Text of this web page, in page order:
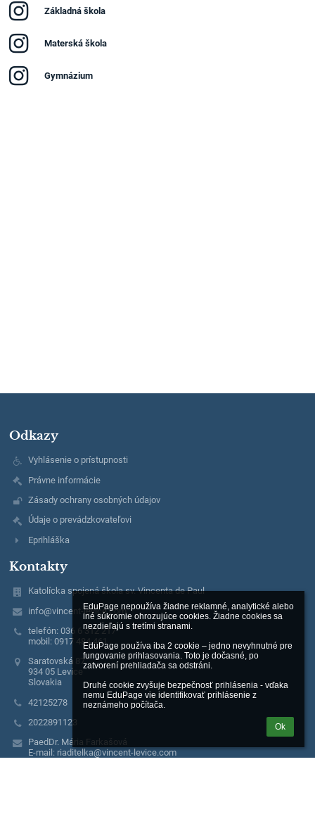
EduPage nepoužíva žiadne reklamné, analytické alebo
iné súkromie ohrozujúce cookies. Žiadne cookies sa
nezdieľajú s tretími stranami.
EduPage používa iba 2 cookie – jedno nevyhnutné pre
fungovanie prihlasovania. Toto je dočasné, po
zatvorení prehliadača sa odstráni.
Druhé cookie zvyšuje bezpečnosť prihlásenia - vďaka
nemu EduPage vie identifikovať prihlásenie z
neznámeho počítača.
Ok
Základná škola
Materská škola
Gymnázium
Odkazy
Vyhlásenie o prístupnosti
Právne informácie
Zásady ochrany osobných údajov
Údaje o prevádzkovateľovi
Eprihláška
Kontakty
Katolícka spojená škola sv. Vincenta de Paul
info@vincent-levice.com
telefón: 036 6 312 217
mobil: 0917 484 461
Saratovská 87
934 05 Levice
Slovakia
42125278
2022891123
PaedDr. Mária Farkašová
E-mail: riaditelka@vincent-levice.com